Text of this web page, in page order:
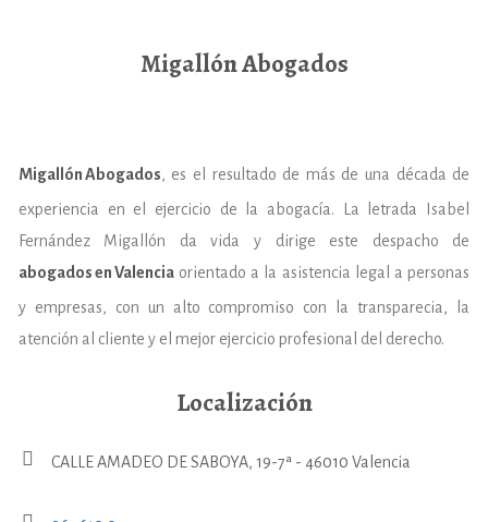
Migallón Abogados
Migallón Abogados, es el resultado de más de una década de
experiencia en el ejercicio de la abogacía. La letrada Isabel
Fernández Migallón da vida y dirige este despacho de
abogados en Valenciaorientado a la asistencia legal a personas
y empresas, con un alto compromiso con la transparecia, la
atención al cliente y el mejor ejercicio profesional del derecho.
Localización
CALLE AMADEO DE SABOYA, 19-7ª - 46010 Valencia